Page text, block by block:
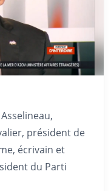
président de
écrivain et
du Parti